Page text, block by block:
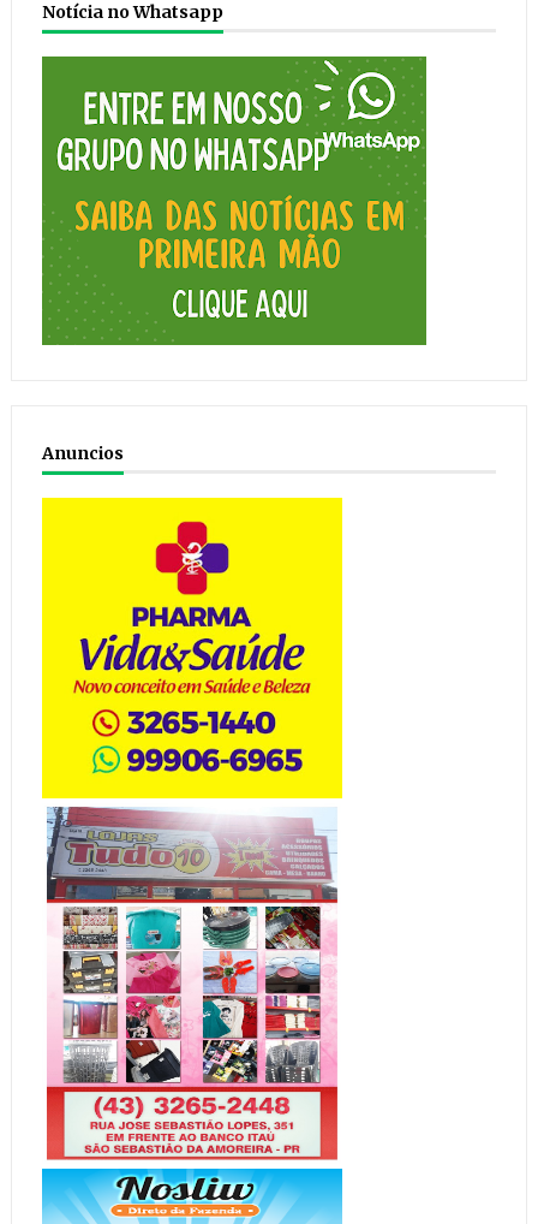
Notícia no Whatsapp
Anuncios